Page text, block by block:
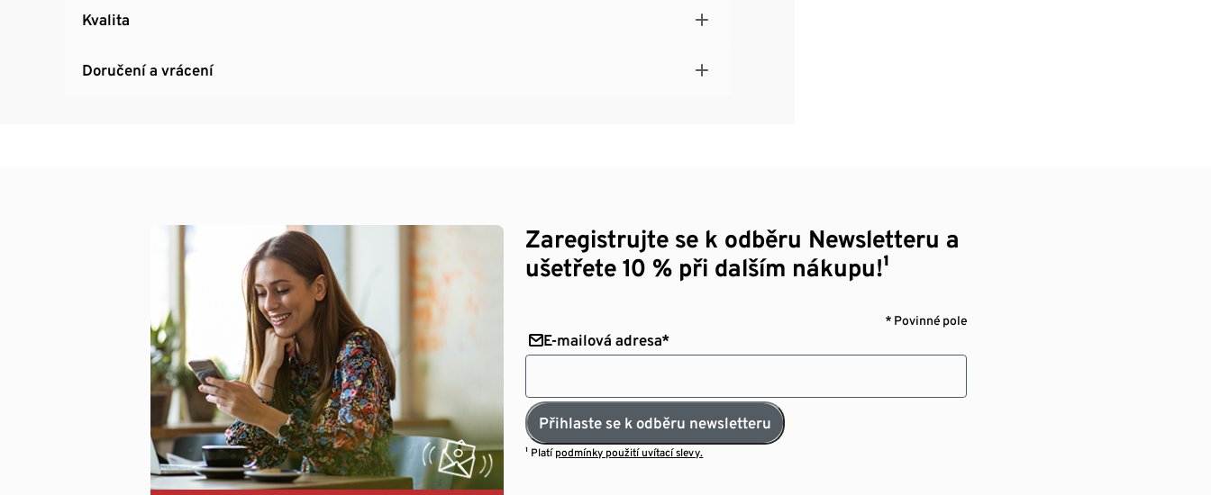
Kvalita
Doručení a vrácení
Zaregistrujte se k odběru Newsletteru a
ušetřete 10 % při dalším nákupu!¹
* Povinné pole
E-mailová adresa*
Přihlaste se k odběru newsletteru
¹ Platí podmínky použití uvítací slevy.